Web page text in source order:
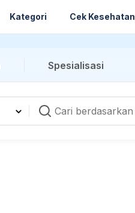
Kategori Cek Kesehatan
Spesialisasi